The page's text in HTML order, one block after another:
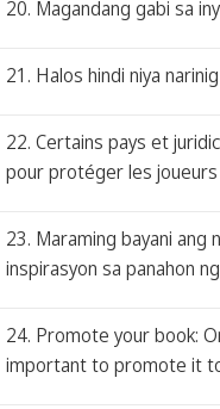
20. Magandang gabi sa
21. Halos hindi niya
22. Certains pays et
pour protéger les
23. Maraming bayani ang
inspirasyon sa panahon
24. Promote your book:
important to promote it